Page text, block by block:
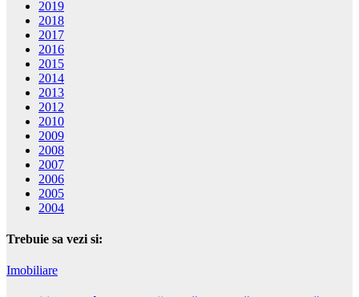
2019
2018
2017
2016
2015
2014
2013
2012
2010
2009
2008
2007
2006
2005
2004
Trebuie sa vezi si:
Imobiliare